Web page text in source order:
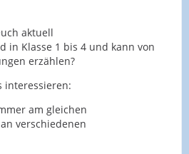
aktuell
in Klasse 1 bis 4 und kann von
erzählen?
interessieren:
am gleichen
verschiedenen